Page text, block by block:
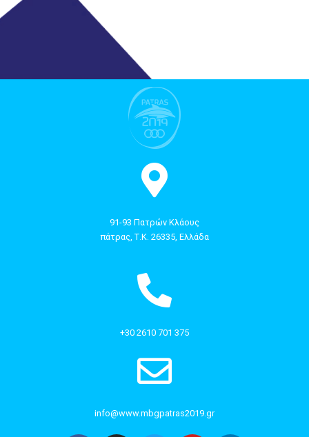
91-93 Πατρών Κλάους
πάτρας, Τ.Κ. 26335, Ελλάδα
+30 2610 701 375
info@www.mbgpatras2019.gr